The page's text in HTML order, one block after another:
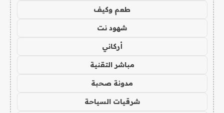
طعم وكيف
شهود نت
أركاني
مباشر التقنية
مدونة صحبة
شرقيات السياحة